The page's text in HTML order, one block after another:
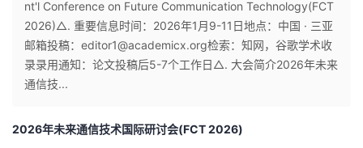
个
人
主
我
的
nt'l Conference on Future Communication Technology(FCT
2026)△. 重要信息时间：2026年1月9-11日地点：中国 · 三亚
邮箱投稿：editor1@academicx.org检索：知网，谷歌学术收
录录用通知：论文投稿后5-7个工作日△. 大会简介2026年未来
通信技...
2026年未来通信技术国际研讨会(FCT 2026)